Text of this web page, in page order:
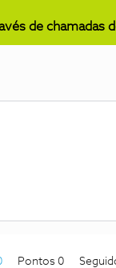
de chamadas
Pontos 0